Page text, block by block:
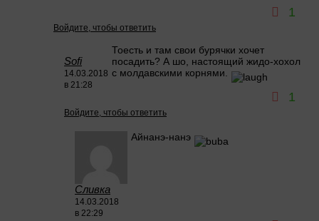
1
Войдите, чтобы ответить
Sofi
14.03.2018
в 21:28
Тоесть и там свои бурячки хочет
посадить? А шо, настоящий жидо-хохол
с молдавскими корнями.
1
Войдите, чтобы ответить
Сливка
14.03.2018
в 22:29
Айнанэ-нанэ